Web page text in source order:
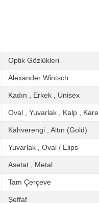
Optik Gözlükleri
Alexander Wintsch
Kadın Erkek Unisex
Oval Yuvarlak Kalp Kare
Kahverengi Altın (Gold)
Yuvarlak Oval / Elips
Asetat Metal
Tam Çerçeve
Şeffaf